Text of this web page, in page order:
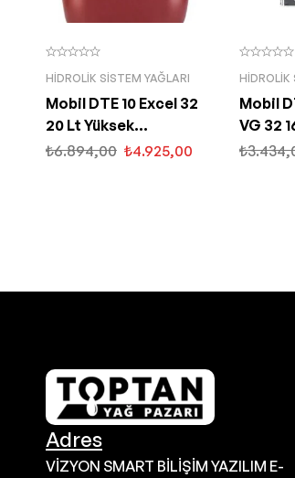
HIDROLIK SISTEM YAĞLARI
Mobil DTE 10 Excel 32
20 Lt Yüksek
Performanslı Hidrolik
₺6.894,00 ₺4.925,00
HIDROLIK
Mobil
VG 32
₺
Adres
VİZYON SMART BİLİŞİM YAZILIM E-